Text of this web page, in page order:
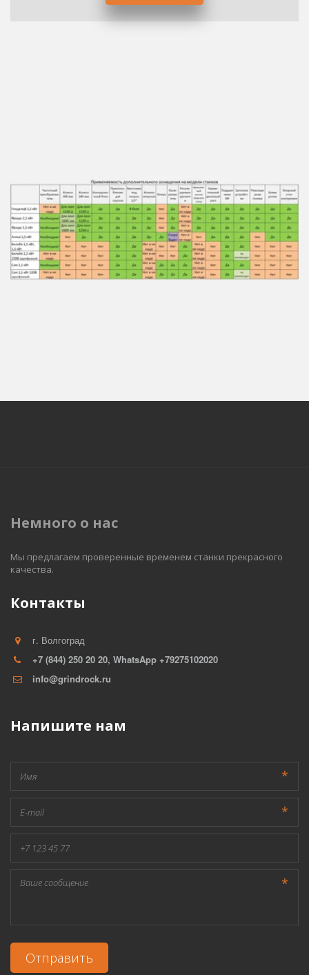
Немного о нас
Мы предлагаем проверенные временем станки прекрасного
качества.
Контакты
г. Волгоград
+7 (844) 250 20 20, WhatsApp +79275102020
info@grindrock.ru
Напишите нам
*
*
*
Отправить